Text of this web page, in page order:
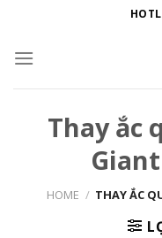
content
Thay ắc
HOME / THAY ẮC